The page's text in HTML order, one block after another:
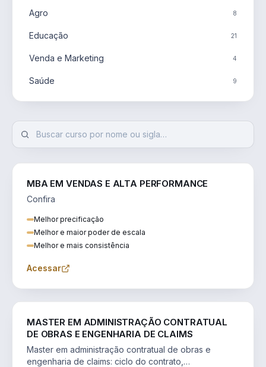
Agro 8
Educação 21
Venda e Marketing 4
Saúde 9
MBA EM VENDAS E ALTA PERFORMANCE
Confira
Melhor precificação
Melhor e maior poder de escala
Melhor e mais consistência
Acessar
MASTER EM ADMINISTRAÇÃO CONTRATUAL
DE OBRAS E ENGENHARIA DE CLAIMS
Master em administração contratual de obras e
engenharia de claims: ciclo do contrato,